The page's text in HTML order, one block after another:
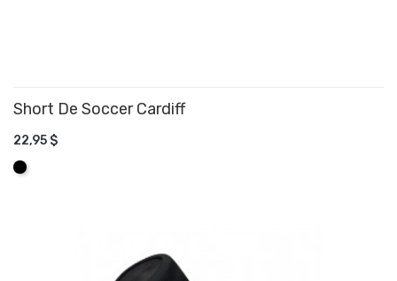
Short De Soccer Cardiff
22,95 $
Noir